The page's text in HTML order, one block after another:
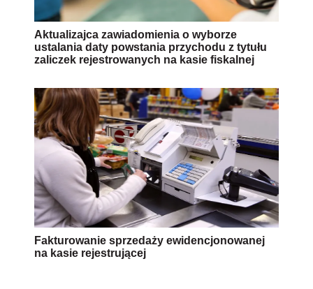
Aktualizajca zawiadomienia o wyborze
ustalania daty powstania przychodu z tytułu
zaliczek rejestrowanych na kasie fiskalnej
Fakturowanie sprzedaży ewidencjonowanej
na kasie rejestrującej